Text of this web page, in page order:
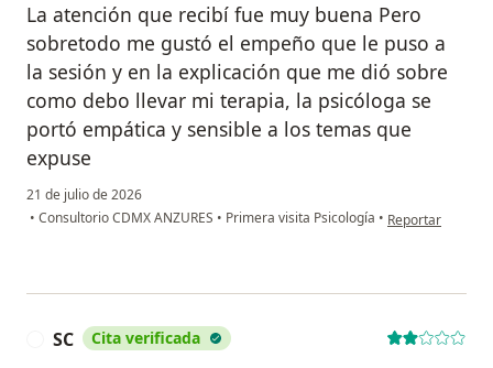
La atención que recibí fue muy buena Pero
sobretodo me gustó el empeño que le puso a
la sesión y en la explicación que me dió sobre
como debo llevar mi terapia, la psicóloga se
portó empática y sensible a los temas que
expuse
21 de julio de 2026
• Consultorio CDMX ANZURES • Primera visita Psicología • en opinión del
Reportar
SC Cita verificada